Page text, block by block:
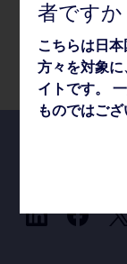
梱包
者ですか
こちらは日
方々を対象
イトです。
ものではご